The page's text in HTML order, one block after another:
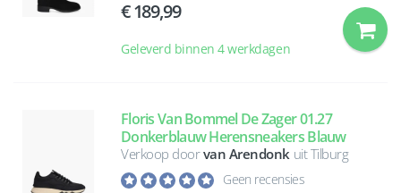
189,99
Geleverd binnen 4 werkdagen
Floris Van Bommel De Zager 01.27
Donkerblauw Herensneakers Blauw
Verkoop doorvan Arendonk uit Tilburg
Geen recensies